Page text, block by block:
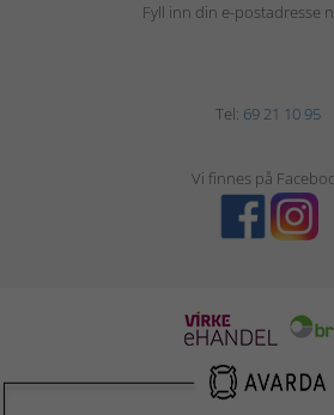
Fyll inn din e-postadresse
Tel: 69 21 10 95
Vi finnes på